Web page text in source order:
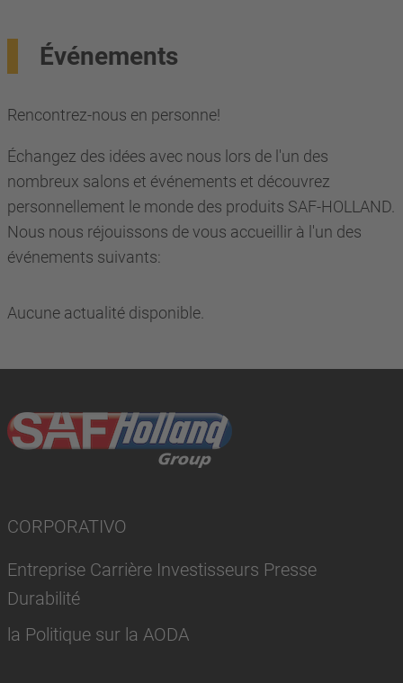
Événements
Rencontrez-nous en personne!
Échangez des idées avec nous lors de l'un des
nombreux salons et événements et découvrez
personnellement le monde des produits SAF-HOLLAND.
Nous nous réjouissons de vous accueillir à l'un des
événements suivants:
Aucune actualité disponible.
CORPORATIVO
Entreprise Carrière Investisseurs Presse
Durabilité
la Politique sur la AODA